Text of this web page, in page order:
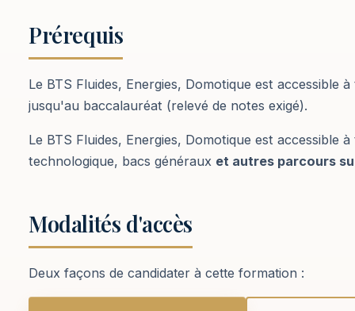
Prérequis
Le BTS Fluides, Energies, Domotique est
jusqu'au baccalauréat (relevé de notes exigé).
Le BTS Fluides, Energies, Domotique est
technologique, bacs généraux et autres parcours
Modalités d'accès
Deux façons de candidater à cette formation :